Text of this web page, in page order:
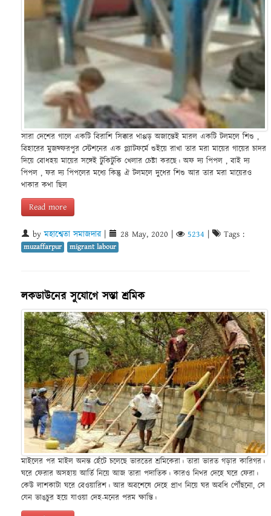
সারা দেশের গালে একটি বিরাশি সিক্কার থাপ্পড় অজান্তেই মারল একটি টলমলে শিশু ,
বিহারের মুজফ্ফরপুর স্টেশনের এক প্ল্যাটফর্মে শুইয়ে রাখা তার মরা মায়ের গায়ের চাদর
দিয়ে বোধহয় মায়ের সঙ্গেই টুকিটুকি খেলার চেষ্টা করছে। অফ দ্য পিপল , বাই দ্য
পিপল , ফর দ্য পিপলের মধ্যে কিন্তু ঐ টলমলে দুধের শিশু আর তার মরা মায়েরও
থাকার কথা ছিল
Read more
byমহাশ্বেতা সমাজদার| 28 May, 2020 5234 Tags :
muzaffarpur migrant labour
লকডাউনের সুযোগে সস্তা শ্রমিক
মাইলের পর মাইল অনন্ত হেঁটে চলেছে ভারতের শ্রমিকেরা। তারা ভারত গড়ার কারিগর।
ঘরে ফেরার অসহায় আর্তি নিয়ে আজ তারা পদাতিক। কারও নিথর দেহে ঘরে ফেরা।
কেউ লাশকাটা ঘরে বেওয়ারিশ। আর অবশেষে দেহে প্রাণ নিয়ে ঘর অবধি পৌঁছনো, সে
যেন ভাঙচুর হয়ে যাওয়া দেহ-মনের পরম ক্ষান্তি।